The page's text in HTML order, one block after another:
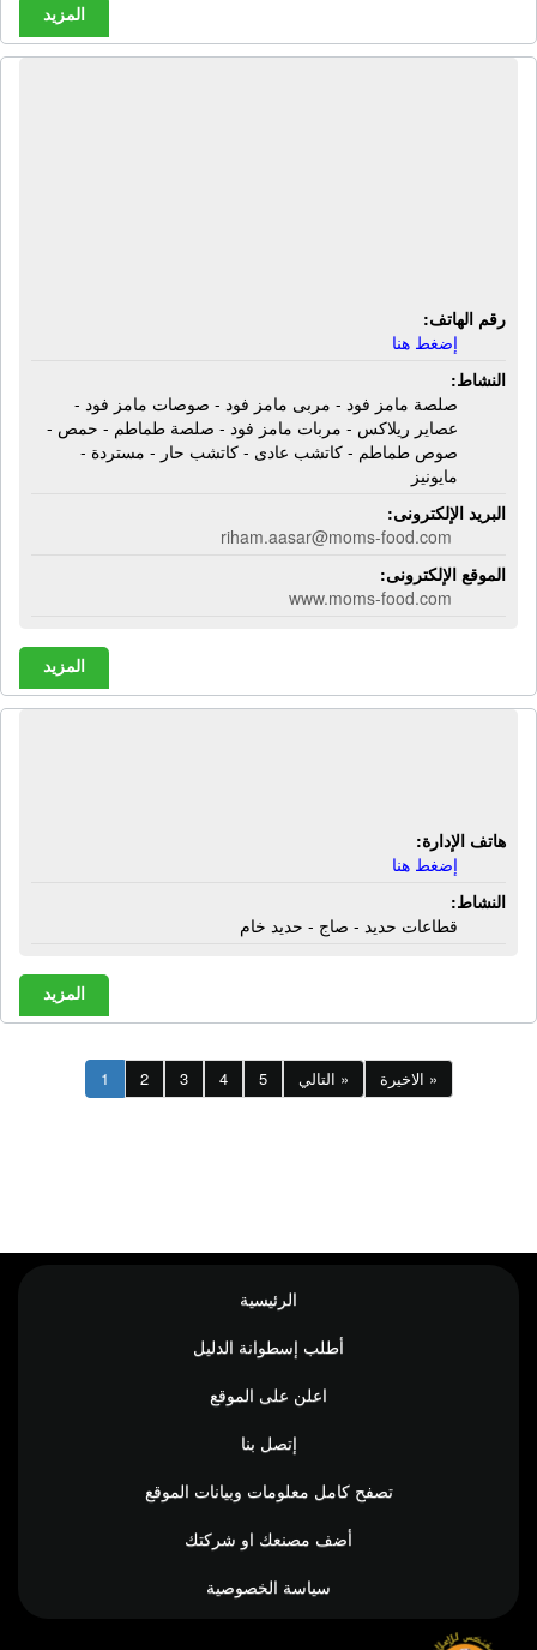
المزيد
رقم الهاتف:
إضغط هنا
النشاط:
صلصة مامز فود - مربى مامز فود - صوصات مامز فود -
عصاير ريلاكس - مربات مامز فود - صلصة طماطم - حمص -
صوص طماطم - كاتشب عادى - كاتشب حار - مستردة -
مايونيز
البريد الإلكترونى:
riham.aasar@moms-food.com
الموقع الإلكترونى:
www.moms-food.com
المزيد
هاتف الإدارة:
إضغط هنا
النشاط:
قطاعات حديد - صاج - حديد خام
المزيد
1 2 3 4 5 التالي » الاخيرة »
الرئيسية
أطلب إسطوانة الدليل
اعلن على الموقع
إتصل بنا
تصفح كامل معلومات وبيانات الموقع
أضف مصنعك او شركتك
سياسة الخصوصية